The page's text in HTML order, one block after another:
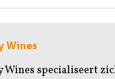
Wines
specialiseert